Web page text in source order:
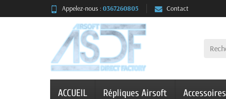
Appelez-nous :0367260805 Contact
ACCUEIL Répliques Airsoft Accessoires